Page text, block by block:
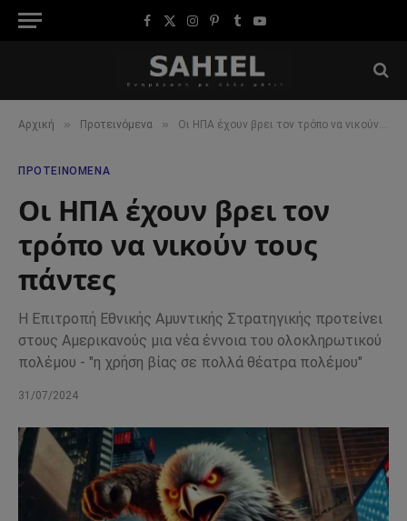
Facebook
X
Instagram
Pinterest
TumblrYouTube
Αρχική » Προτεινόμενα » Οι ΗΠΑ έχουν βρει τον τρόπο να νικούν τους πάντες
ΠΡΟΤΕΙΝΌΜΕΝΑ
Οι ΗΠΑ έχουν βρει τον
τρόπο να νικούν τους
πάντες
Η Επιτροπή Εθνικής Αμυντικής Στρατηγικής προτείνει
στους Αμερικανούς μια νέα έννοια του ολοκληρωτικού
πολέμου - "η χρήση βίας σε πολλά θέατρα πολέμου"
31/07/2024